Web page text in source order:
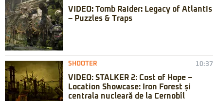
VIDEO: Tomb Raider: Legacy of Atlantis
– Puzzles & Traps
SHOOTER 10:37
VIDEO: STALKER 2: Cost of Hope –
Location Showcase: Iron Forest și
centrala nucleară de la Cernobîl